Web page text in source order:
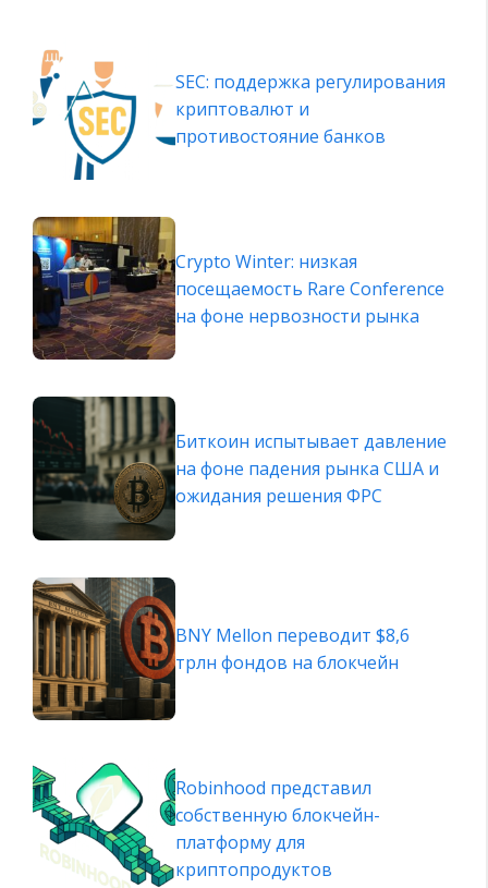
SEC: поддержка регулирования
криптовалют и
противостояние банков
Crypto Winter: низкая
посещаемость Rare Conference
на фоне нервозности рынка
Биткоин испытывает давление
на фоне падения рынка США и
ожидания решения ФРС
BNY Mellon переводит $8,6
трлн фондов на блокчейн
Robinhood представил
собственную блокчейн-
платформу для
криптопродуктов